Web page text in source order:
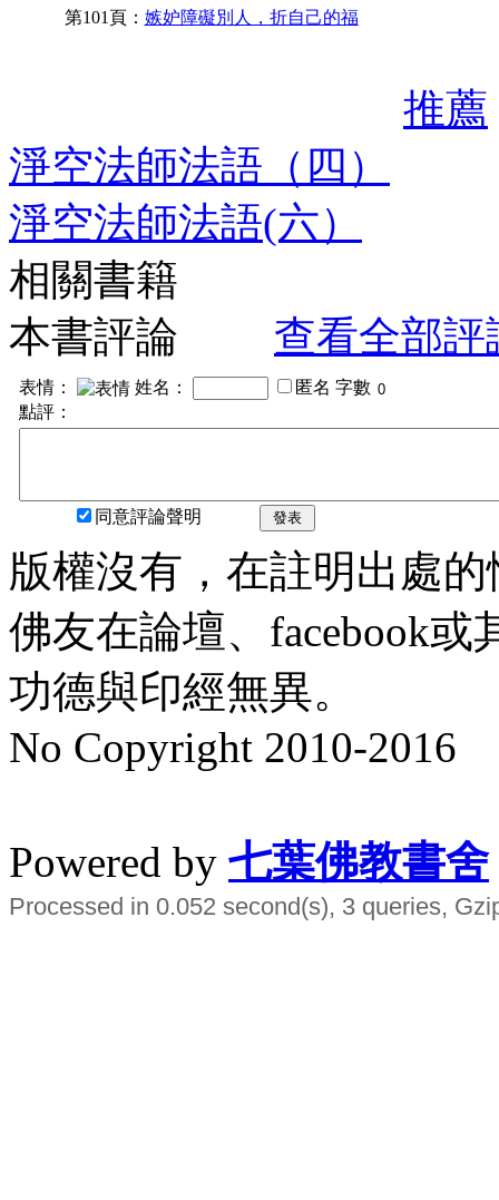
第101頁： 嫉妒障礙別人，折自己的福
推薦
淨空法師法語（四）
淨空法師法語(六）
相關書籍
本書評論
查看全部評
表情： 姓名： 匿名 字數
點評：
同意評論聲明 發表
版權沒有，在註明出處
佛友在論壇、facebook
功德與印經無異。
No Copyright 2010-2016
Powered by 七葉佛教書舍
Processed in 0.052 second(s), 3 queries,